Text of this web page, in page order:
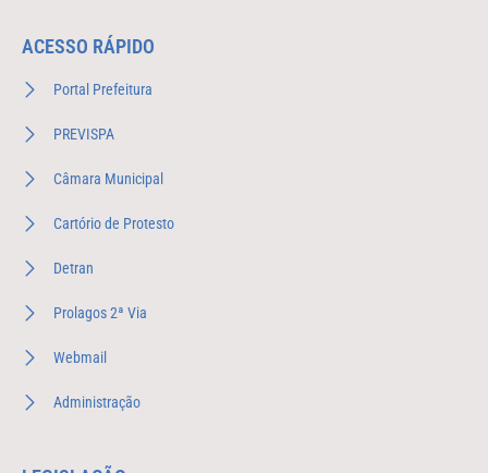
ACESSO RÁPIDO
Portal Prefeitura
PREVISPA
Câmara Municipal
Cartório de Protesto
Detran
Prolagos 2ª Via
Webmail
Administração